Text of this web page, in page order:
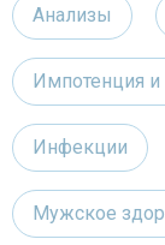
Анализы
Импотенция и
Инфекции
Мужское